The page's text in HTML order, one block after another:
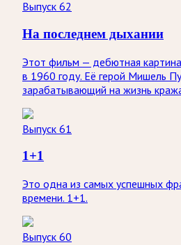
Выпуск 62
На последнем дыхании
Этот фильм — дебютная
в 1960 году. Её герой Мишель
зарабатывающий на жизнь
Выпуск 61
1+1
Это одна из самых успешных
времени. 1+1.
Выпуск 60